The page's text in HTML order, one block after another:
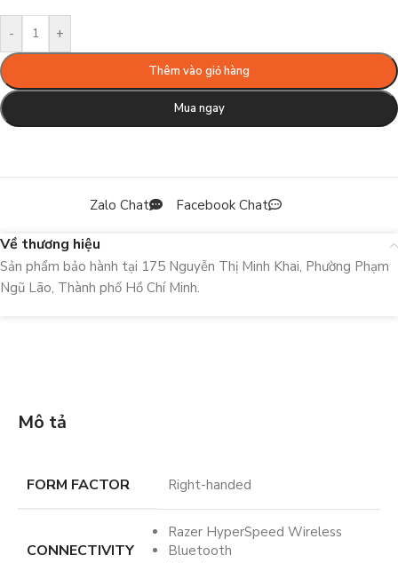
- +
Thêm vào giỏ hàng
Mua ngay
Zalo Chat Facebook Chat
Về thương hiệu
Sản phẩm bảo hành tại 175 Nguyễn Thị Minh Khai, Phường Phạm
Ngũ Lão, Thành phố Hồ Chí Minh.
Mô tả
FORM FACTOR Right-handed
CONNECTIVITY
Razer HyperSpeed Wireless
Bluetooth